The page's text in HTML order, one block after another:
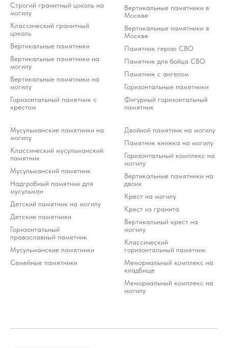
Строгий гранитный цоколь на
могилу
Классический гранитный
цоколь
Вертикальные памятники
Вертикальные памятники на
могилу
Вертикальные памятники на
могилу
Горизонтальный памятник с
крестом
Вертикальные памятники в
Москве
Вертикальные памятники в
Москве
Памятник герою СВО
Памятник для бойца СВО
Памятник с ангелом
Горизонтальные памятники
Фигурный горизонтальный
памятник
Мусульманские памятники на
могилу
Классический мусульманский
памятник
Мусульманский памятник
Надгробный памятник для
мусульман
Детский памятник на могилу
Детские памятники
Горизонтальный
православный памятник
Мусульманские памятники
Семейные памятники
Двойной памятник на могилу
Памятник книжка на могилу
Горизонтальный комплекс на
могилу
Вертикальные памятники на
двоих
Крест на могилу
Крест из гранита
Вертикальный крест на
могилу
Классический
горизонтальный памятник
Мемориальный комплекс на
кладбище
Мемориальный комплекс на
могилу
Политика конфиденциальности
Разработка ivanenkomarketing.ru
© 2012-2026 ООО «Гранит-Монумент»